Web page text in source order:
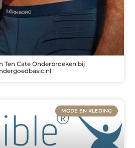
Ten Cate Onderbroeken bij
MODE EN KLEDING